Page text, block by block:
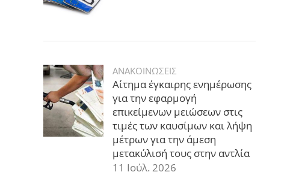
ΑΝΑΚΟΙΝΩΣΕΙΣ
Αίτημα έγκαιρης ενημέρωσης
για την εφαρμογή
επικείμενων μειώσεων στις
τιμές των καυσίμων και λήψη
μέτρων για την άμεση
μετακύλισή τους στην αντλία
11 Ιούλ. 2026